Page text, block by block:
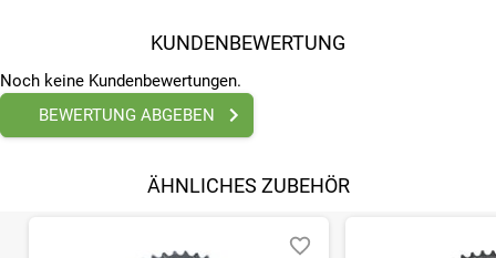
KUNDENBEWERTUNG
Noch keine Kundenbewertungen.
BEWERTUNG ABGEBEN
ÄHNLICHES ZUBEHÖR